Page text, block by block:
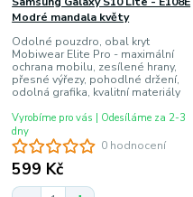
0 hodnocení
Modré mandala květy
Odolné pouzdro, obal kryt
Mobiwear Elite Pro - maximální
ochrana mobilu, zesílené hrany,
přesné výřezy, pohodlné držení,
odolná grafika, kvalitní materiály
599 Kč
Vyrobíme pro vás | Odesíláme za 2-3
dny